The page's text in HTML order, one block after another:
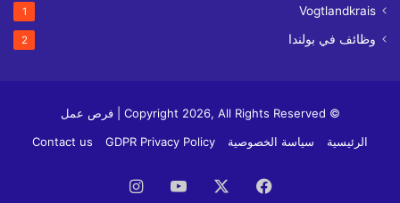
Vogtlandkrais
1
وظائف في بولندا 2
© Copyright 2026, All Rights Reserved | فرص عمل
الرئيسية
سياسة الخصوصية GDPR Privacy Policy
Contact us
فيسبوك ‫YouTube